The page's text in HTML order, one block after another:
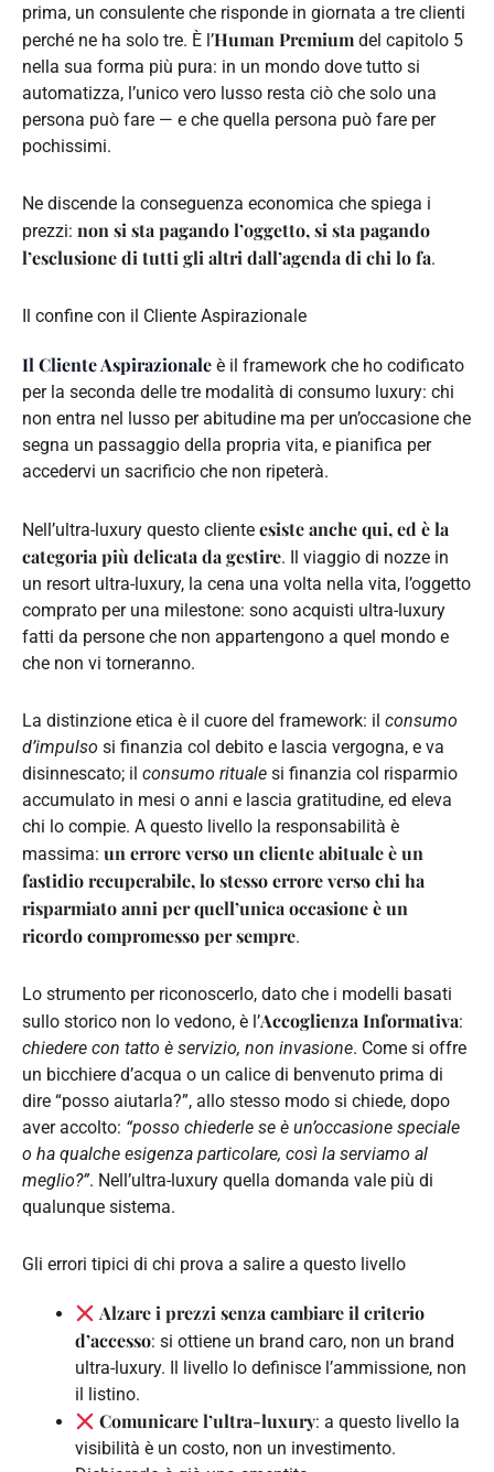
prima, un consulente che risponde in giornata a tre clienti
perché ne ha solo tre. È l’Human Premium del capitolo 5
nella sua forma più pura: in un mondo dove tutto si
automatizza, l’unico vero lusso resta ciò che solo una
persona può fare — e che quella persona può fare per
pochissimi.
Ne discende la conseguenza economica che spiega i
prezzi: non si sta pagando l’oggetto, si sta pagando
l’esclusione di tutti gli altri dall’agenda di chi lo fa.
Il confine con il Cliente Aspirazionale
Il Cliente Aspirazionale è il framework che ho codificato
per la seconda delle tre modalità di consumo luxury: chi
non entra nel lusso per abitudine ma per un’occasione che
segna un passaggio della propria vita, e pianifica per
accedervi un sacrificio che non ripeterà.
Nell’ultra-luxury questo cliente esiste anche qui, ed è la
categoria più delicata da gestire. Il viaggio di nozze in
un resort ultra-luxury, la cena una volta nella vita, l’oggetto
comprato per una milestone: sono acquisti ultra-luxury
fatti da persone che non appartengono a quel mondo e
che non vi torneranno.
La distinzione etica è il cuore del framework: il consumo
d’impulso si finanzia col debito e lascia vergogna, e va
disinnescato; il consumo rituale si finanzia col risparmio
accumulato in mesi o anni e lascia gratitudine, ed eleva
chi lo compie. A questo livello la responsabilità è
massima: un errore verso un cliente abituale è un
fastidio recuperabile, lo stesso errore verso chi ha
risparmiato anni per quell’unica occasione è un
ricordo compromesso per sempre.
Lo strumento per riconoscerlo, dato che i modelli basati
sullo storico non lo vedono, è l’Accoglienza Informativa:
chiedere con tatto è servizio, non invasione. Come si offre
un bicchiere d’acqua o un calice di benvenuto prima di
dire “posso aiutarla?”, allo stesso modo si chiede, dopo
aver accolto: “posso chiederle se è un’occasione speciale
o ha qualche esigenza particolare, così la serviamo al
meglio?”. Nell’ultra-luxury quella domanda vale più di
qualunque sistema.
Gli errori tipici di chi prova a salire a questo livello
Alzare i prezzi senza cambiare il criterio
d’accesso: si ottiene un brand caro, non un brand
ultra-luxury. Il livello lo definisce l’ammissione, non
il listino.
Comunicare l’ultra-luxury: a questo livello la
visibilità è un costo, non un investimento.